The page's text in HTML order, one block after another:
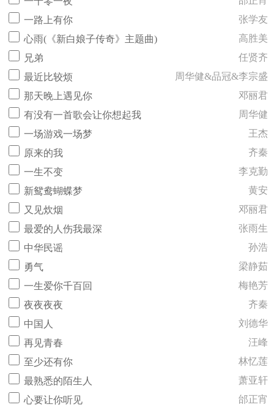
一路上有你
张学友
心雨(《新白娘子传奇》主题曲)
高胜美
兄弟
任贤齐
最近比较烦
周华健&品冠&李宗盛
那天晚上遇见你
邓丽君
有没有一首歌会让你想起我
周华健
一场游戏一场梦
王杰
原来的我
齐秦
一生不变
李克勤
新鸳鸯蝴蝶梦
黄安
又见炊烟
邓丽君
最爱的人伤我最深
张雨生
中华民谣
孙浩
勇气
梁静茹
一生爱你千百回
梅艳芳
夜夜夜夜
齐秦
中国人
刘德华
再见青春
汪峰
至少还有你
林忆莲
最熟悉的陌生人
萧亚轩
心要让你听见
邰正宵